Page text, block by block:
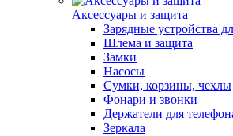
Аксессуары и защита
Зарядные устройства
Шлема и защита
Замки
Насосы
Сумки, корзины, чехлы
Фонари и звонки
Держатели для
Зеркала